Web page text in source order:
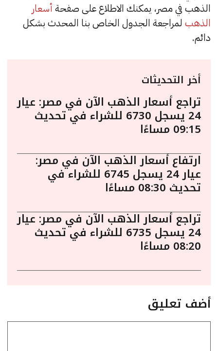
الذهب في مصر، يمكنك الاطلاع على صفحة أسعار
الذهب لمراجعة الجدول الخاص بنا المحدث بشكل
دائم.
أخر التحديثات
تراجع أسعار الذهب الآن في مصر: عيار
24 يسجل 6730 للشراء في تحديث
09:15 مساءًا
ارتفاع أسعار الذهب الآن في مصر:
عيار 24 يسجل 6745 للشراء في
تحديث 08:30 مساءًا
تراجع أسعار الذهب الآن في مصر: عيار
24 يسجل 6735 للشراء في تحديث
08:20 مساءًا
أضف تعليق